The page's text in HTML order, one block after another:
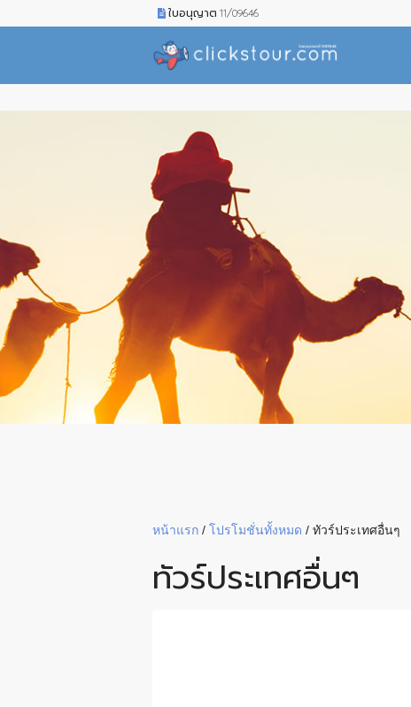
ใบอนุญาต 11/09646
หน้าแรก / โปรโมชั่นทั้งหมด / ทัวร์ประเทศอื่นๆ
ทัวร์ประเทศอื่นๆ